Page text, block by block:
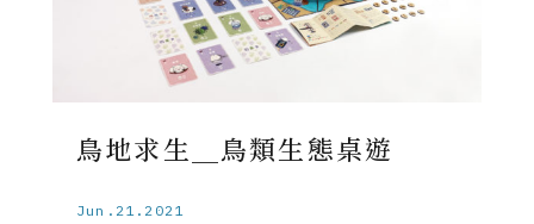
鳥地求生＿鳥類生態桌遊
Jun.21.2021